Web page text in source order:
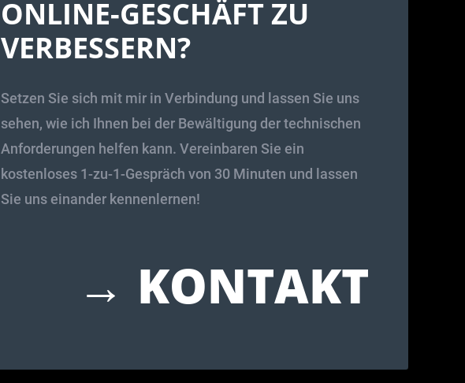
ONLINE-GESCHÄFT ZU
VERBESSERN?
Setzen Sie sich mit mir in Verbindung und lassen Sie uns
sehen, wie ich Ihnen bei der Bewältigung der technischen
Anforderungen helfen kann. Vereinbaren Sie ein
kostenloses 1-zu-1-Gespräch von 30 Minuten und lassen
Sie uns einander kennenlernen!
→ KONTAKT